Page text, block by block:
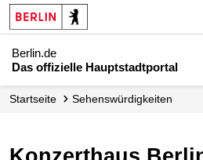
Berlin.de
Das offizielle Hauptstadtportal
Startseite Sehenswürdigkeiten